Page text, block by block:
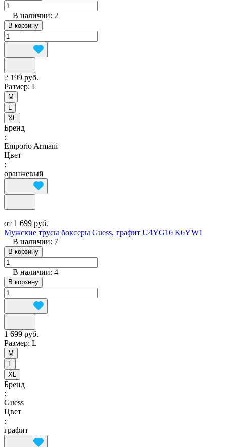
В наличии: 2
В корзину
2 199 руб.
Размер: L
M
XL
Бренд
:
Emporio Armani
Цвет
:
оранжевый
от 1 699 руб.
Мужские трусы боксеры Guess, графит U4YG16 K6YW1
В наличии: 7
В корзину
В наличии: 4
В корзину
1 699 руб.
Размер: L
M
XL
Бренд
:
Guess
Цвет
:
графит